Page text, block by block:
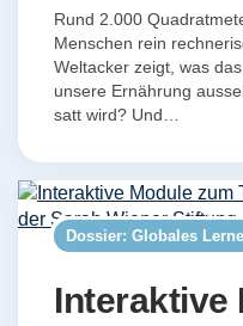
Rund 2.000
Menschen rein
Weltacker zeigt, was
unsere Ernährung
satt wird? Und…
Dossier: Globales
Interaktive